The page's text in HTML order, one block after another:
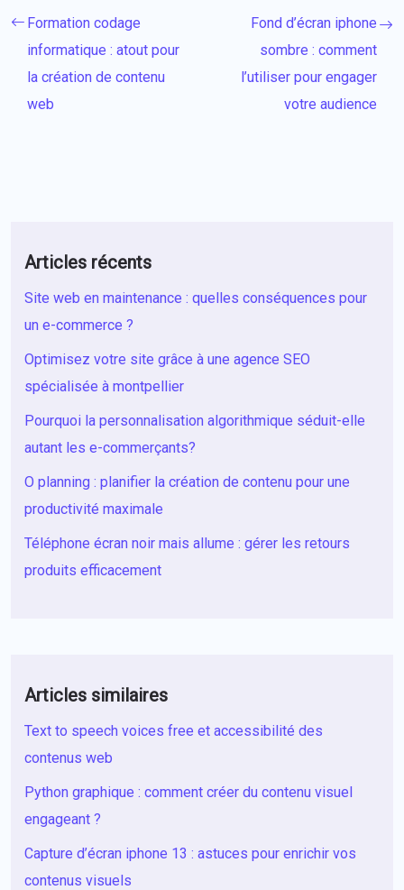
Formation codage
informatique : atout pour
la création de contenu
web
Fond d’écran iphone
sombre : comment
l’utiliser pour engager
votre audience
Articles récents
Site web en maintenance : quelles conséquences pour
un e-commerce ?
Optimisez votre site grâce à une agence SEO
spécialisée à montpellier
Pourquoi la personnalisation algorithmique séduit-elle
autant les e-commerçants?
O planning : planifier la création de contenu pour une
productivité maximale
Téléphone écran noir mais allume : gérer les retours
produits efficacement
Articles similaires
Text to speech voices free et accessibilité des
contenus web
Python graphique : comment créer du contenu visuel
engageant ?
Capture d’écran iphone 13 : astuces pour enrichir vos
contenus visuels